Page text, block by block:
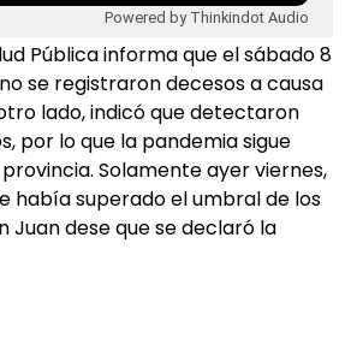
Powered by Thinkindot Audio
Pública informa que el sábado 8
se registraron decesos a causa
lado, indicó que detectaron
por lo que la pandemia sigue
Solamente ayer viernes,
había superado el umbral de los
Juan dese que se declaró la